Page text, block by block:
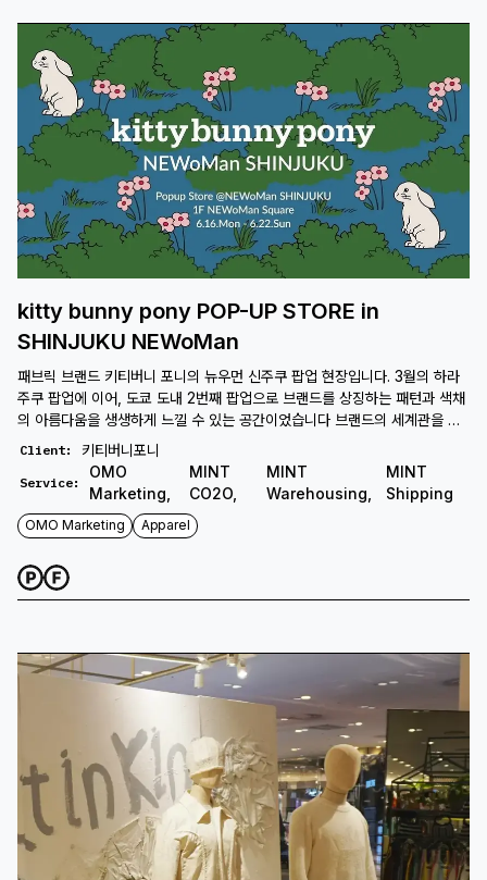
kitty bunny pony POP-UP STORE in
SHINJUKU NEWoMan
패브릭 브랜드 키티버니 포니의 뉴우먼 신주쿠 팝업 현장입니다. 3월의 하라
주쿠 팝업에 이어, 도쿄 도내 2번째 팝업으로 브랜드를 상징하는 패턴과 색채
의 아름다움을 생생하게 느낄 수 있는 공간이었습니다 브랜드의 세계관을 마
음껏 체감할 수 있는 팝업 스토어로, 도쿄 현지에서도 성황리에 마무리 되었
Client: 키티버니포니
Service:
OMO
Marketing
MINT
CO2O,
MINT
Warehousing
MINT
Shipping
OMO Marketing Apparel